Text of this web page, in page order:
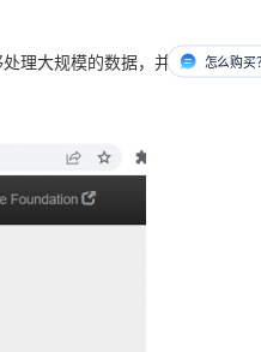
理大规模的数据，并且是开源的，
怎么购买？